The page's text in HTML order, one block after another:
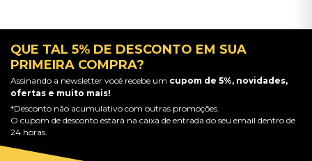
QUE TAL 5% DE DESCONTO EM SUA
PRIMEIRA COMPRA?
Assinando a newsletter você recebe um cupom de 5%, novidades,
ofertas e muito mais!
*Desconto não acumulativo com outras promoções.
O cupom de desconto estará na caixa de entrada do seu email dentro de
24 horas.